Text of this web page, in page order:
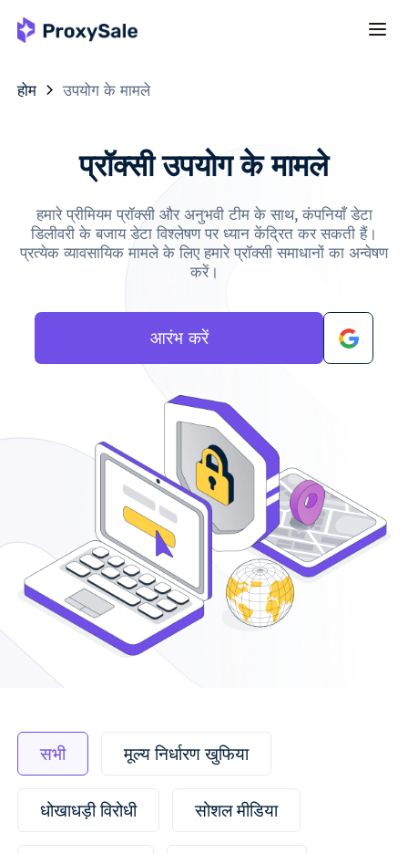
होम उपयोग के मामले
प्रॉक्सी उपयोग के मामले
हमारे प्रीमियम प्रॉक्सी और अनुभवी टीम के साथ, कंपनियाँ डेटा
डिलीवरी के बजाय डेटा विश्लेषण पर ध्यान केंद्रित कर सकती हैं।
प्रत्येक व्यावसायिक मामले के लिए हमारे प्रॉक्सी समाधानों का अन्वेषण
करें।
आरंभ करें
सभी मूल्य निर्धारण खुफिया
धोखाधड़ी विरोधी सोशल मीडिया